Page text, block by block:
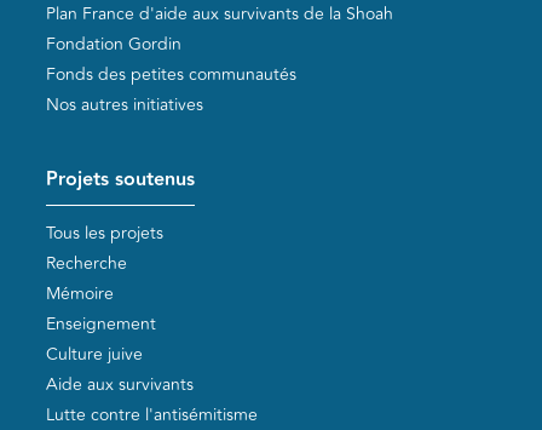
Plan France d'aide aux survivants de la Shoah
Fondation Gordin
Fonds des petites communautés
Nos autres initiatives
Projets soutenus
Tous les projets
Recherche
Mémoire
Enseignement
Culture juive
Aide aux survivants
Lutte contre l'antisémitisme